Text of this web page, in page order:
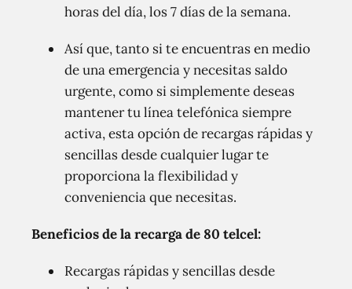
horas del día, los 7 días de la semana.
Así que, tanto si te encuentras en medio
de una emergencia y necesitas saldo
urgente, como si simplemente deseas
mantener tu línea telefónica siempre
activa, esta opción de recargas rápidas y
sencillas desde cualquier lugar te
proporciona la flexibilidad y
conveniencia que necesitas.
Beneficios de la recarga de 80 telcel:
Recargas rápidas y sencillas desde